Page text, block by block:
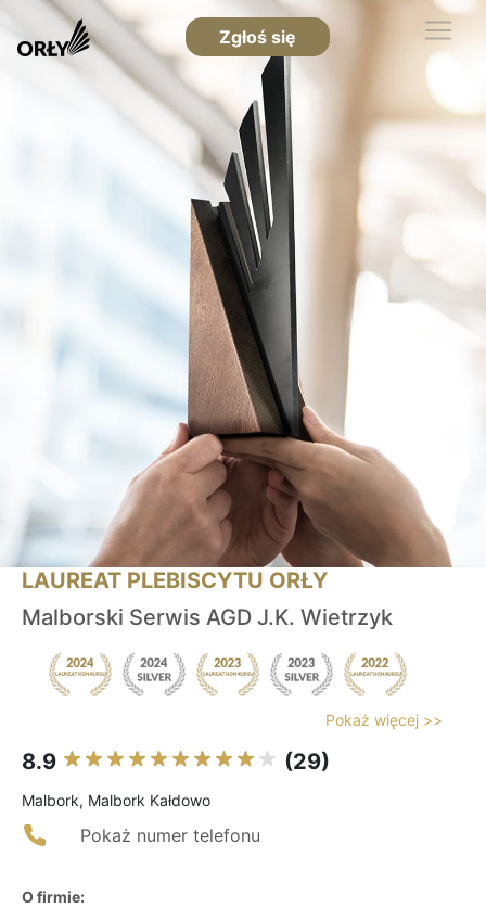
Zgłoś się
LAUREAT PLEBISCYTU ORŁY
Malborski Serwis AGD J.K. Wietrzyk
Pokaż więcej >>
8.9 (29)
Malbork, Malbork Kałdowo
Pokaż numer telefonu
O firmie: